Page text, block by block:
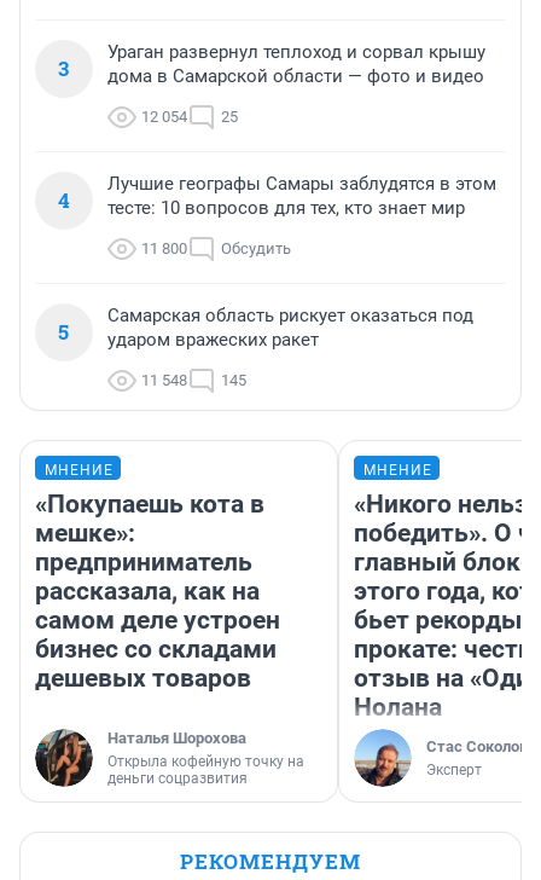
3
Ураган развернул теплоход и сорвал крышу
дома в Самарской области — фото и видео
12 054 25
4
Лучшие географы Самары заблудятся в этом
тесте: 10 вопросов для тех, кто знает мир
11 800 Обсудить
5
Самарская область рискует оказаться под
ударом вражеских ракет
11 548 145
МНЕНИЕ
«Покупаешь кота в
мешке»:
предприниматель
рассказала, как на
самом деле устроен
бизнес со складами
дешевых товаров
Наталья Шорохова
Открыла кофейную точку на
деньги соцразвития
МНЕНИЕ
«Никого нельзя
победить». О
главный
этого года,
бьет рекорды в
прокате:
отзыв на
Нолана
Стас Соколов
Эксперт
РЕКОМЕНДУЕМ